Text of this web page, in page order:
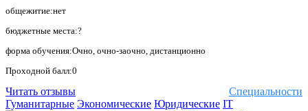
общежитие:нет
бюджетные места:?
форма обучения:Очно, очно-заочно, дистанционно
Проходной балл:0
Специальности
Читать отзывы
Гуманитарные Экономические Юридические IT